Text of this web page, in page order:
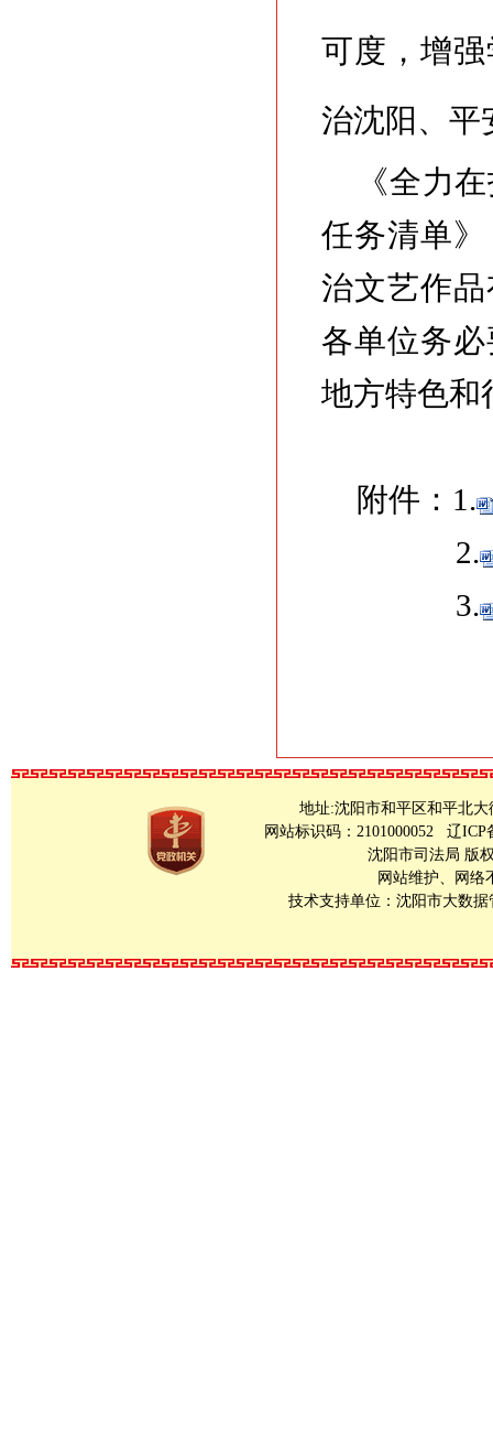
可度，增
治沈阳、平
《全力
任务清单
治文艺作
各单位务
地方特色和
附件：1.
2.
3.
地址:沈阳市和平区和平北大
网站标识码：2101000052 辽ICP
沈阳市司法局 版
网站维护、网络
技术支持单位：沈阳市大数